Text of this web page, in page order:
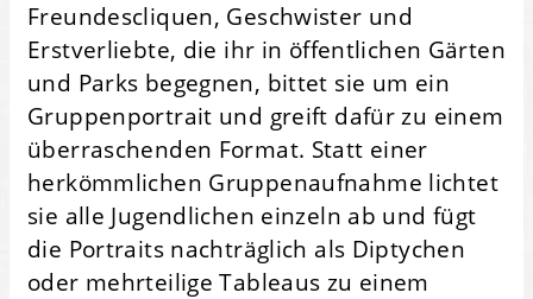
Freundescliquen, Geschwister und
Erstverliebte, die ihr in öffentlichen Gärten
und Parks begegnen, bittet sie um ein
Gruppenportrait und greift dafür zu einem
überraschenden Format. Statt einer
herkömmlichen Gruppenaufnahme lichtet
sie alle Jugendlichen einzeln ab und fügt
die Portraits nachträglich als Diptychen
oder mehrteilige Tableaus zu einem